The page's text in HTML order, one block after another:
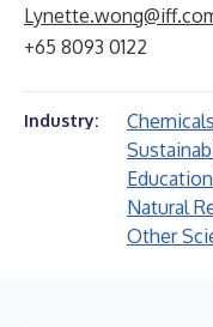
+65 8093 0122
Industry:
Education
Natural
Other